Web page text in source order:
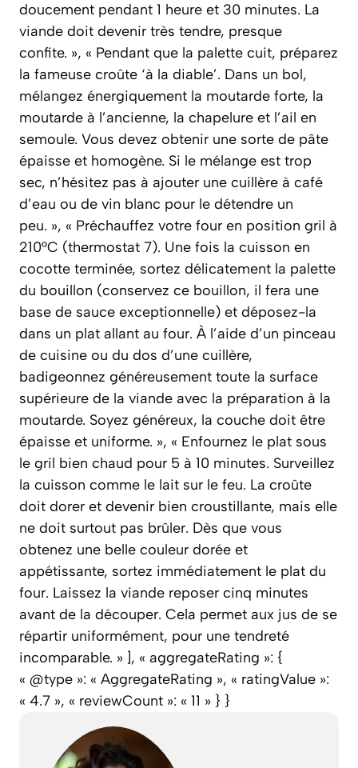
doucement pendant 1 heure et 30 minutes. La
viande doit devenir très tendre, presque
confite. », « Pendant que la palette cuit, préparez
la fameuse croûte ‘à la diable’. Dans un bol,
mélangez énergiquement la moutarde forte, la
moutarde à l’ancienne, la chapelure et l’ail en
semoule. Vous devez obtenir une sorte de pâte
épaisse et homogène. Si le mélange est trop
sec, n’hésitez pas à ajouter une cuillère à café
d’eau ou de vin blanc pour le détendre un
peu. », « Préchauffez votre four en position gril à
210°C (thermostat 7). Une fois la cuisson en
cocotte terminée, sortez délicatement la palette
du bouillon (conservez ce bouillon, il fera une
base de sauce exceptionnelle) et déposez-la
dans un plat allant au four. À l’aide d’un pinceau
de cuisine ou du dos d’une cuillère,
badigeonnez généreusement toute la surface
supérieure de la viande avec la préparation à la
moutarde. Soyez généreux, la couche doit être
épaisse et uniforme. », « Enfournez le plat sous
le gril bien chaud pour 5 à 10 minutes. Surveillez
la cuisson comme le lait sur le feu. La croûte
doit dorer et devenir bien croustillante, mais elle
ne doit surtout pas brûler. Dès que vous
obtenez une belle couleur dorée et
appétissante, sortez immédiatement le plat du
four. Laissez la viande reposer cinq minutes
avant de la découper. Cela permet aux jus de se
répartir uniformément, pour une tendreté
incomparable. » ], « aggregateRating »: {
« @type »: « AggregateRating », « ratingValue »:
« 4.7 », « reviewCount »: « 11 » } }